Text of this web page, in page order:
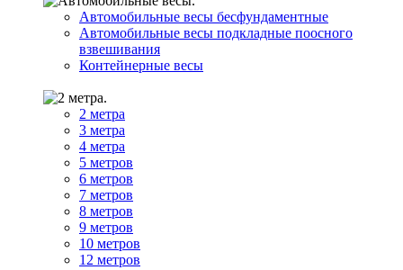
Автомобильные весы бесфундаментные
Автомобильные весы подкладные поосного
взвешивания
Контейнерные весы
2 метра
3 метра
4 метра
5 метров
6 метров
7 метров
8 метров
9 метров
10 метров
12 метров